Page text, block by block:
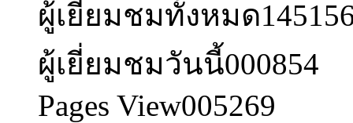
ผู้เยี่ยมชมทั้งหมด
ผู้เยี่ยมชมวันนี้000854
Pages View005269